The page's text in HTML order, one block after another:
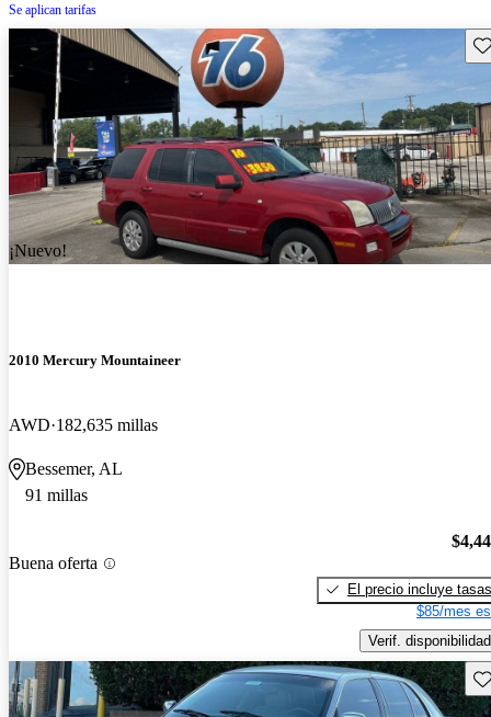
Se aplican tarifas
¡Nuevo!
2010 Mercury Mountaineer
AWD 182,635 millas
Bessemer, AL
91 millas
Buena oferta
El precio incluye tasas
$85/mes
Verif. disponibilidad